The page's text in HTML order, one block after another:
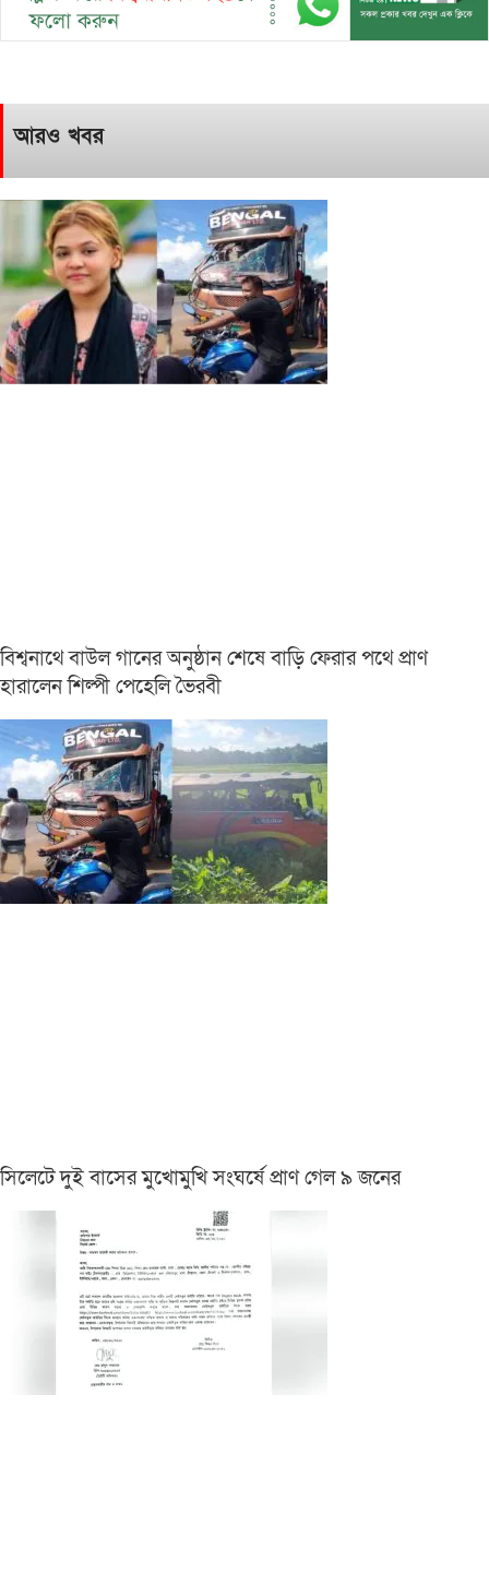
আরও খবর
বিশ্বনাথে বাউল গানের অনুষ্ঠান শেষে বাড়ি ফেরার পথে প্রাণ
হারালেন শিল্পী পেহেলি ভৈরবী
সিলেটে দুই বাসের মুখোমুখি সংঘর্ষে প্রাণ গেল ৯ জনের